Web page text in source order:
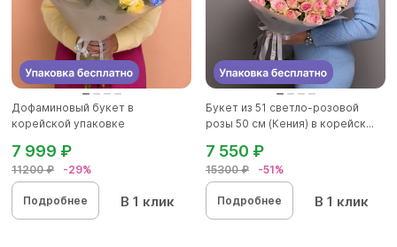
Дофаминовый букет в
корейской упаковке
11200 ₽ -29%
7 999 ₽
Подробнее В 1 клик
Букет из 51 светло-розовой
розы 50 см (Кения) в корейск...
15300 ₽ -51%
7 550 ₽
Подробнее В 1 клик